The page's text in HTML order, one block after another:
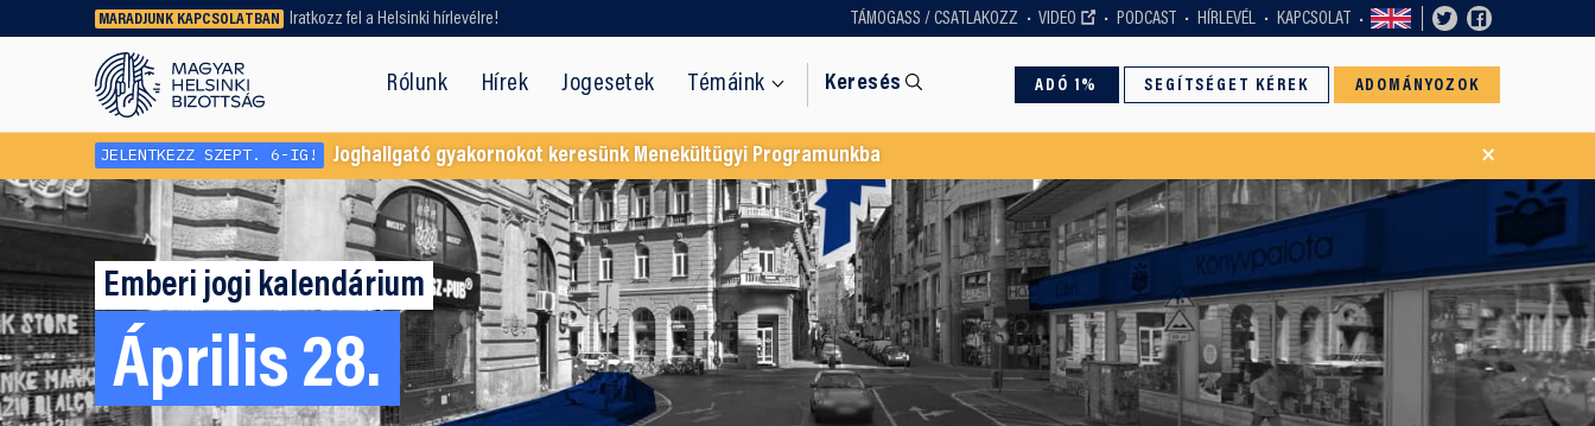
MARADJUNK KAPCSOLATBAN Iratkozz fel a Helsinki hírlevélre! TÁMOGASS / CSATLAKOZZ VIDEO PODCAST HÍRLEVÉL KAPCSOLAT
Rólunk Hírek Jogesetek Témáink Keresés ADÓ 1% SEGÍTSÉGET KÉREK ADOMÁNYOZOK
Régebbi tartalmat vagy
dokumentumot keresel? Használd a
keresőnket!
JELENTKEZZ SZEPT. 6-IG! Joghallgató gyakornokot keresünk Menekültügyi Programunkba ×
Emberi jogi kalendárium
Április 28.